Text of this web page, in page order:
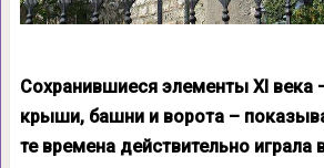
Сохранившиеся элементы XI века
крыши, башни и ворота –
те времена действительно играла